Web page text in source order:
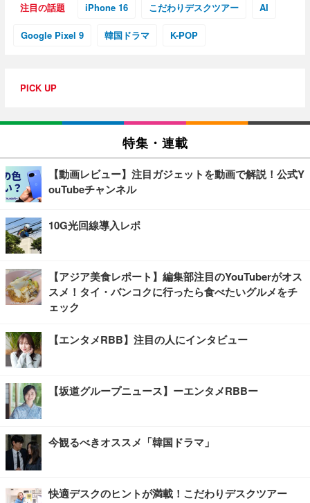
注目の話題 iPhone 16 こだわりデスクツアー AI
Google Pixel 9 韓国ドラマ K-POP
PICK UP
特集・連載
【動画レビュー】注目ガジェットを動画で解説！公式Y
ouTubeチャンネル
10G光回線導入レポ
【アジア美食レポート】編集部注目のYouTuberがオス
スメ！タイ・バンコクに行ったら食べたいグルメをチ
ェック
【エンタメRBB】注目の人にインタビュー
【坂道グループニュース】ーエンタメRBBー
今観るべきオススメ「韓国ドラマ」
快適デスクのヒントが満載！こだわりデスクツアー